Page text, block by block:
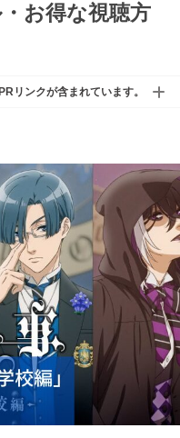
お得な視聴方
リンクが含まれています。